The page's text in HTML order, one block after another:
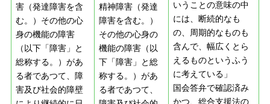
いうことの意味の中
には、断続的なも
の、周期的なものも
含んで、幅広くとら
えるものというふう
に考えている」
国会答弁で確認済み
かつ、総合支援法の
害（発達障害を含
む。）その他の心
身の機能の障害
（以下「障害」と
総称する。）があ
る者であつて、障
害及び社会的障壁
精神障害（発達
障害を含む。）
その他の心身の
機能の障害（以
下「障害」と総
称する。）があ
る者であつて、